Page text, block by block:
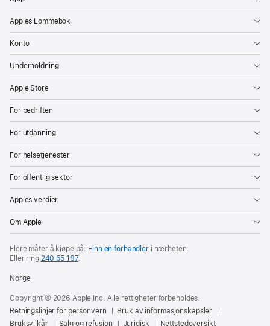
Apples Lommebok
Konto
Underholdning
Apple Store
For bedriften
For utdanning
For helsetjenester
For offentlig sektor
Apples verdier
Om Apple
Flere måter å kjøpe på: Finn en forhandleri nærheten.
Eller ring 240 55 187.
Norge
Copyright © 2026 Apple Inc. Alle rettigheter forbeholdes.
Retningslinjer for personvern
Bruk av informasjonskapsler
Bruksvilkår
Salg og refusjon Juridisk Nettstedoversikt